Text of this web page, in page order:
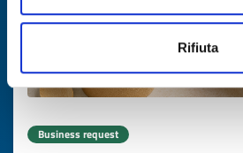
Rifiuta
Business request